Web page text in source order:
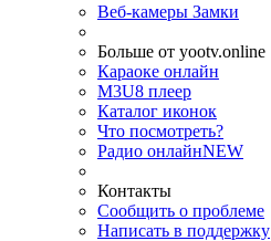
Веб-камеры Замки
Больше от yootv.online
Караоке онлайн
M3U8 плеер
Каталог иконок
Что посмотреть?
Радио онлайнNEW
Контакты
Сообщить о проблеме
Написать в поддержку